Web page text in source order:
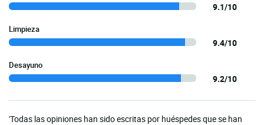
9.1/10
Limpieza
9.4/10
Desayuno
9.2/10
'Todas las opiniones han sido escritas por huéspedes que se han